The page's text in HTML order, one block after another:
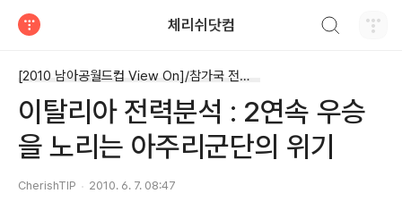
체리쉬닷컴
[2010 남아공월드컵 View On]/참가국 전력분석 리포트
이탈리아 전력분석 : 2연속 우승
을 노리는 아주리군단의 위기
CherishTIP 2010. 6. 7. 08:47